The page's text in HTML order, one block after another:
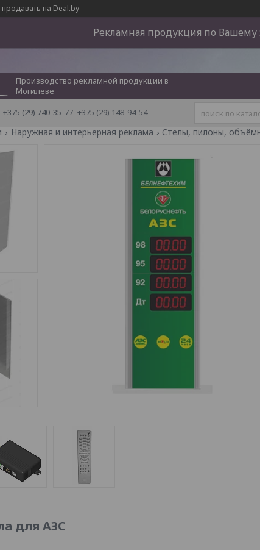
продавать на Deal.by
Рекламная продукция по Вашему
Производство рекламной продукции в
Могилеве
+375 (29) 740-35-77 +375 (29) 148-94-54
Наружная и интерьерная реклама Cтелы, пилоны,
для АЗС